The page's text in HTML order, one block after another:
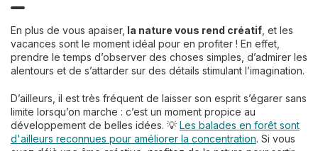
En plus de vous apaiser, la nature vous rend créatif, et les
vacances sont le moment idéal pour en profiter ! En effet,
prendre le temps d’observer des choses simples, d’admirer les
alentours et de s’attarder sur des détails stimulant l’imagination.
D’ailleurs, il est très fréquent de laisser son esprit s’égarer sans
limite lorsqu’on marche : c’est un moment propice au
développement de belles idées. 💡 Les balades en forêt sont
d'ailleurs reconnues pour améliorer la concentration. Si vous